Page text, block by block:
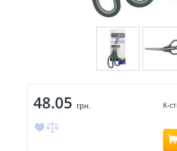
48.05 грн. К-